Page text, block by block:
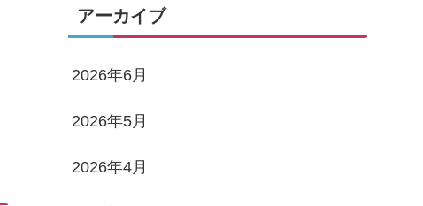
アーカイブ
2026年6月
2026年5月
2026年4月